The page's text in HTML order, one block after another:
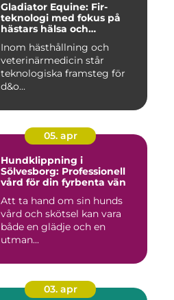
Gladiator Equine: Fir-
teknologi med fokus på
hästars hälsa och
Inom hästhållning och
veterinärmedicin står
teknologiska framsteg för
d&o...
05. apr
Hundklippning i
Sölvesborg: Professionell
vård för din fyrbenta vän
Att ta hand om sin hunds
vård och skötsel kan vara
både en glädje och en
utman...
03. apr